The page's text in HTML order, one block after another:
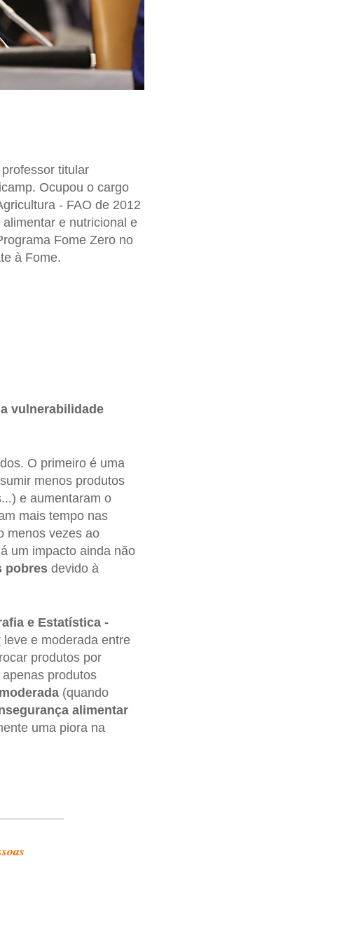
titular
Ocupou o cargo
- FAO de 2012
e nutricional e
Fome Zero no
à Fome.
vulnerabilidade
O primeiro é uma
menos produtos
e aumentaram o
mais tempo nas
menos vezes ao
um impacto ainda não
pobresdevido à
e Estatística -
leve e moderada entre
produtos por
produtos
(quando
alimentar
uma piora na